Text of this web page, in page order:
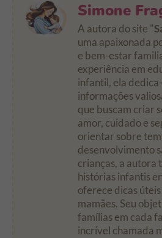
Simone
A autora do site "
uma apaixonada
e bem-estar
experiência em
infantil, ela
informações
que buscam criar
amor, cuidado e
orientar sobre
desenvolvimento
crianças, a autora
histórias infantis
oferece dicas
mamães. Seu
famílias em cada
incrível chamada